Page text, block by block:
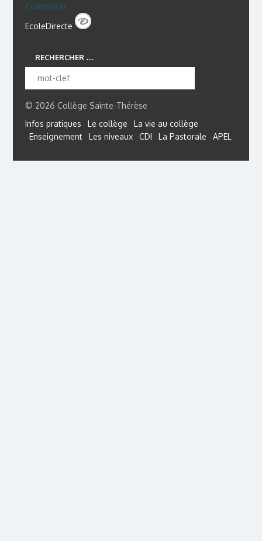
Connexion
EcoleDirecte
RECHERCHER …
© 2026 Collège Sainte-Thérèse
Infos pratiques
Le collège
La vie au collège
Enseignement
Les niveaux CDI La Pastorale APEL